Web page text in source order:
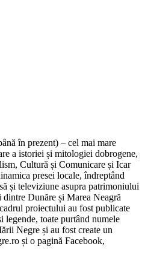
în prezent) – cel mai mare
a istoriei și mitologiei dobrogene,
Cultură și Comunicare și Icar
presei locale, îndreptând
și televiziune asupra patrimoniului
Dunăre și Marea Neagră
proiectului au fost publicate
toate purtând numele
Negre și au fost create un
și o pagină Facebook,